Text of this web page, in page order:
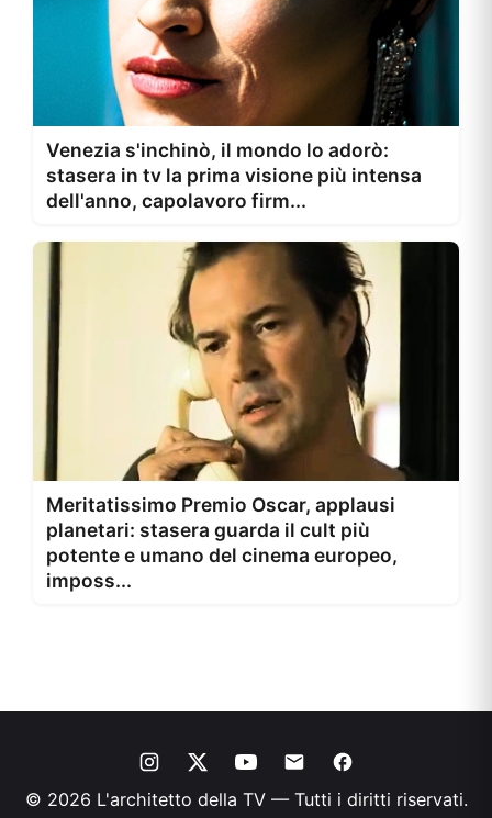
Venezia s'inchinò, il mondo lo adorò:
stasera in tv la prima visione più intensa
dell'anno, capolavoro firm...
Meritatissimo Premio Oscar, applausi
planetari: stasera guarda il cult più
potente e umano del cinema europeo,
imposs...
© 2026 L'architetto della TV — Tutti i diritti riservati.